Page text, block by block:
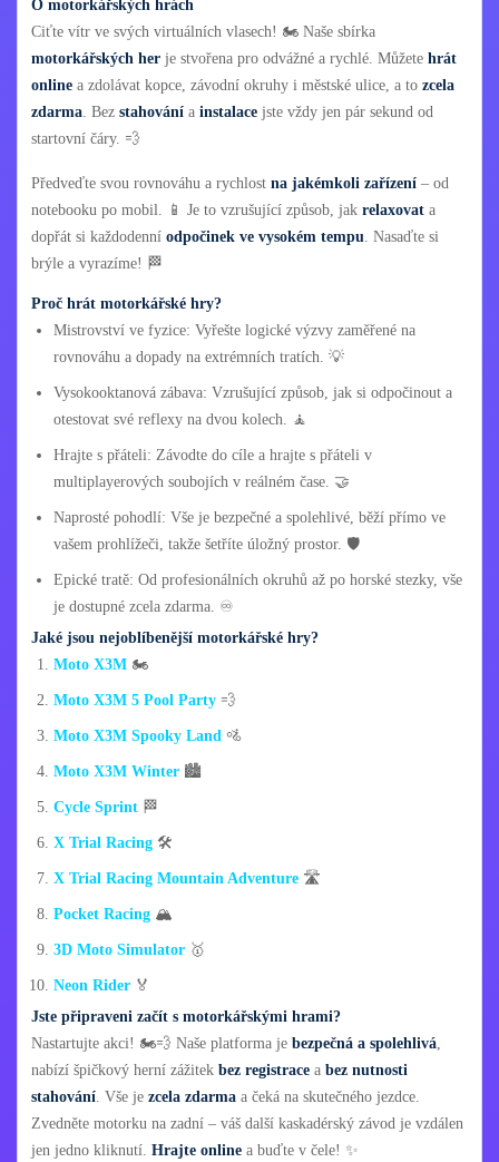
O motorkářských hrách
Ciťte vítr ve svých virtuálních vlasech! 🏍️ Naše sbírka
motorkářských her je stvořena pro odvážné a rychlé. Můžete hrát
online a zdolávat kopce, závodní okruhy i městské ulice, a to zcela
zdarma . Bez stahování a instalace jste vždy jen pár sekund od
startovní čáry. 💨
Předveďte svou rovnováhu a rychlost na jakémkoli zařízení – od
notebooku po mobil. 📱 Je to vzrušující způsob, jak relaxovat a
dopřát si každodenní odpočinek ve vysokém tempu . Nasaďte si
brýle a vyrazíme! 🏁
Proč hrát motorkářské hry?
Mistrovství ve fyzice: Vyřešte logické výzvy zaměřené na
rovnováhu a dopady na extrémních tratích. 💡
Vysokooktanová zábava: Vzrušující způsob, jak si odpočinout a
otestovat své reflexy na dvou kolech. 🧘
Hrajte s přáteli: Závodte do cíle a hrajte s přáteli v
multiplayerových soubojích v reálném čase. 🤝
Naprosté pohodlí: Vše je bezpečné a spolehlivé, běží přímo ve
vašem prohlížeči, takže šetříte úložný prostor. 🛡️
Epické tratě: Od profesionálních okruhů až po horské stezky, vše
je dostupné zcela zdarma. ♾️
Jaké jsou nejoblíbenější motorkářské hry?
Moto X3M 🏍️
Moto X3M 5 Pool Party 💨
Moto X3M Spooky Land 🚵
Moto X3M Winter 🏙️
Cycle Sprint 🏁
X Trial Racing 🛠️
X Trial Racing Mountain Adventure 🛣️
Pocket Racing 🏔️
3D Moto Simulator 🥇
Neon Rider 🏅
Jste připraveni začít s motorkářskými hrami?
Nastartujte akci! 🏍️💨 Naše platforma je bezpečná a spolehlivá
nabízí špičkový herní zážitek bez registrace a bez nutnosti
stahování . Vše je zcela zdarma a čeká na skutečného jezdce.
Zvedněte motorku na zadní – váš další kaskadérský závod je vzdálen
jen jedno kliknutí. Hrajte online a buďte v čele! ✨